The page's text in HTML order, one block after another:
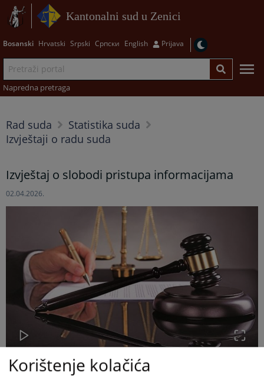
Kantonalni sud u Zenici
Bosanski Hrvatski Srpski Српски English Prijava
Napredna pretraga
Rad suda
Statistika suda
Izvještaji o radu suda
Izvještaj o slobodi pristupa informacijama
02.04.2026.
Korištenje kolačića